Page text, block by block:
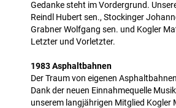
Gedanke steht im Vordergrund.
Reindl Hubert sen., Stockinger
Grabner Wolfgang sen. und Kogler
Letzter und Vorletzter.
1983 Asphaltbahnen
Der Traum von eigenen
Dank der neuen Einnahmequelle
unserem langjährigen Mitglied